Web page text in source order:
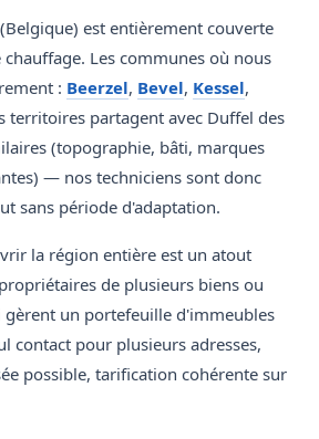
est entièrement couverte
Les communes où nous
: Beerzel, Bevel, Kessel,
territoires partagent avec Duffel des
(topographie, bâti, marques
— nos techniciens sont donc
sans période d'adaptation.
la région entière est un atout
de plusieurs biens ou
gèrent un portefeuille d'immeubles
contact pour plusieurs adresses,
possible, tarification cohérente sur